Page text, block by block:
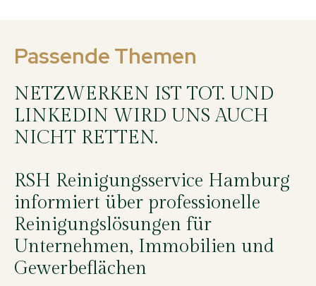
Passende Themen
NETZWERKEN IST TOT. UND
LINKEDIN WIRD UNS AUCH
NICHT RETTEN.
RSH Reinigungsservice Hamburg
informiert über professionelle
Reinigungslösungen für
Unternehmen, Immobilien und
Gewerbeflächen